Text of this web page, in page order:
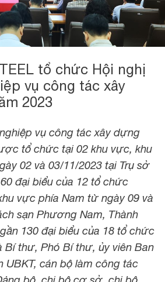
tổ chức Hội nghị
vụ công tác xây
2023
vụ công tác xây dựng
tổ chức tại 02 khu vực, khu
02 và 03/11/2023 tại Trụ sở
đại biểu của 12 tổ chức
vực phía Nam từ ngày 09 và
sạn Phương Nam, Thành
130 đại biểu của 18 tổ chức
thư, Phó Bí thư, ủy viên Ban
UBKT, cán bộ làm công tác